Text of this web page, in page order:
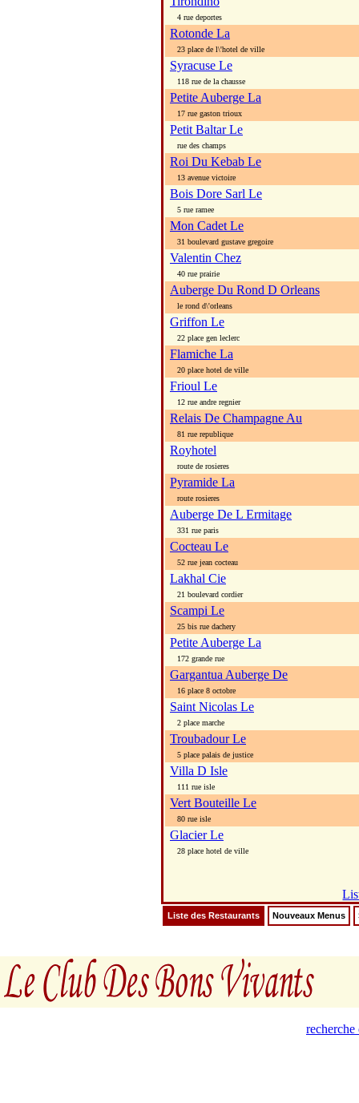
4 rue deportes
Rotonde La
23 place de l\'hotel de ville
Syracuse Le
118 rue de la chausse
Petite Auberge La
17 rue gaston trioux
Petit Baltar Le
rue des champs
Roi Du Kebab Le
13 avenue victoire
Bois Dore Sarl Le
5 rue ramee
Mon Cadet Le
31 boulevard gustave gregoire
Valentin Chez
40 rue prairie
Auberge Du Rond D Orleans
le rond d\'orleans
Griffon Le
22 place gen leclerc
Flamiche La
20 place hotel de ville
Frioul Le
12 rue andre regnier
Relais De Champagne Au
81 rue republique
Royhotel
route de rosieres
Pyramide La
route rosieres
Auberge De L Ermitage
331 rue paris
Cocteau Le
52 rue jean cocteau
Lakhal Cie
21 boulevard cordier
Scampi Le
25 bis rue dachery
Petite Auberge La
172 grande rue
Gargantua Auberge De
16 place 8 octobre
Saint Nicolas Le
2 place marche
Troubadour Le
5 place palais de justice
Villa D Isle
111 rue isle
Vert Bouteille Le
80 rue isle
Glacier Le
28 place hotel de ville
Liste des Restaurants Nouveaux Menus
recherche